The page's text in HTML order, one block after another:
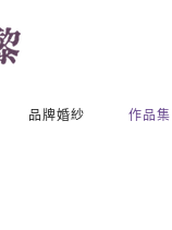
品牌婚紗 作品集